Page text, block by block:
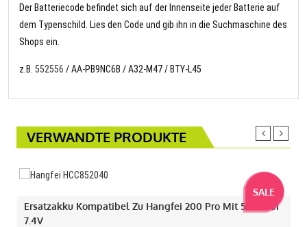
Der Batteriecode befindet sich auf der Innenseite jeder Batterie auf
dem Typenschild. Lies den Code und gib ihn in die Suchmaschine des
Shops ein.
z.B. 552556 / AA-PB9NC6B / A32-M47 / BTY-L45
VERWANDTE PRODUKTE
SALE
Ersatzakku Kompatibel Zu Hangfei 200 Pro Mit 550mAh
7.4V